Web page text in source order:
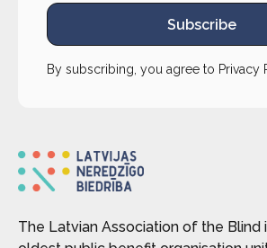
Subscribe
By subscribing, you agree to Privacy
The Latvian Association of the Blind